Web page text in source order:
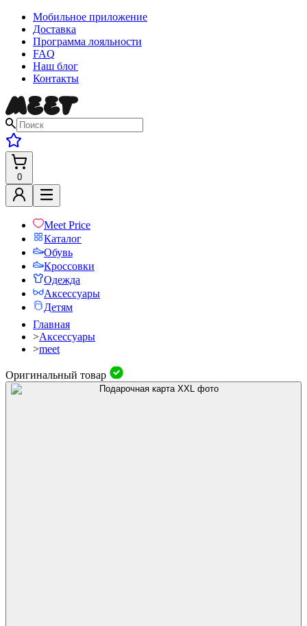
Мобильное приложение
Доставка
Программа лояльности
FAQ
Наш блог
Контакты
0
Meet Price
Каталог
Обувь
Кроссовки
Одежда
Аксессуары
Детям
Главная
>Аксессуары
>meet
Оригинальный товар